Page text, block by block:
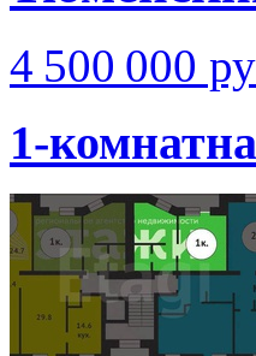
4 500 000
1-